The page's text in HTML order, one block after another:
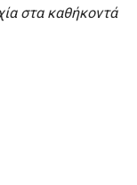
στα καθήκοντά